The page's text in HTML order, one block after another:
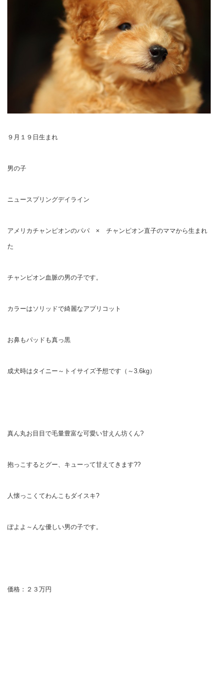
９月１９日生まれ
男の子
ニュースプリングデイライン
アメリカチャンピオンのパパ × チャンピオン直子のママから生まれ
た
チャンピオン血脈の男の子です。
カラーはソリッドで綺麗なアプリコット
お鼻もパッドも真っ黒
成犬時はタイニー～トイサイズ予想です（～3.6kg）
真ん丸お目目で毛量豊富な可愛い甘えん坊くん?
抱っこするとグー、キューって甘えてきます??
人懐っこくてわんこもダイスキ?
ぽよよ～んな優しい男の子です。
価格：２３万円